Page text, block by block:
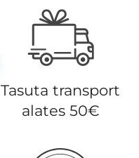
Tasuta transport
alates 50€